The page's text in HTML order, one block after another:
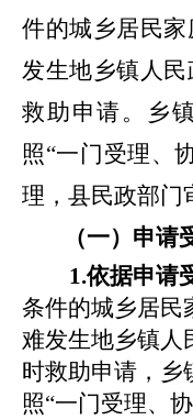
件的城乡居民
发生地乡镇人
救助申请。
乡
照“一门受理、
理， 县民政部门
（一）申请
1.依据申请
条件的城乡居民
难发生地乡镇人
时救助申请，乡
照“一门受理、